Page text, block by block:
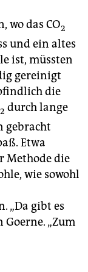
wo das CO2
und ein altes
ist, müssten
gereinigt
die
2 durch lange
gebracht
Etwa
Methode die
wie sowohl
„Da gibt es
„Zum